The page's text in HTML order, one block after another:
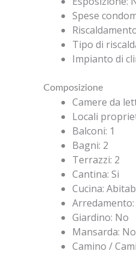
Spese
Tipo di
Impianto di
Composizione
Camere da
Locali
Balconi: 1
Bagni: 2
Terrazzi: 2
Cantina: Si
Cucina:
Arredamento:
Giardino: No
Mansarda: No
Camino /